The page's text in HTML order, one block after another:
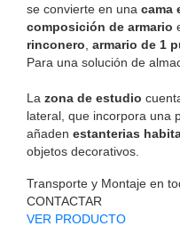
se convierte en una cama
composición de armario
rinconero, armario de 1
Para una solución de
La zona de estudio
lateral, que incorpora una
añaden estanterias
objetos decorativos.
Transporte y Montaje en
CONTACTAR
VER PRODUCTO